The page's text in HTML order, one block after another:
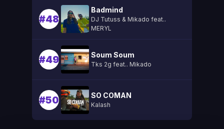
#48
Badmind
DJ Tutuss & Mikado feat..
MERYL
#49 Soum Soum
Tks 2g feat.. Mikado
#50 SO COMAN
Kalash